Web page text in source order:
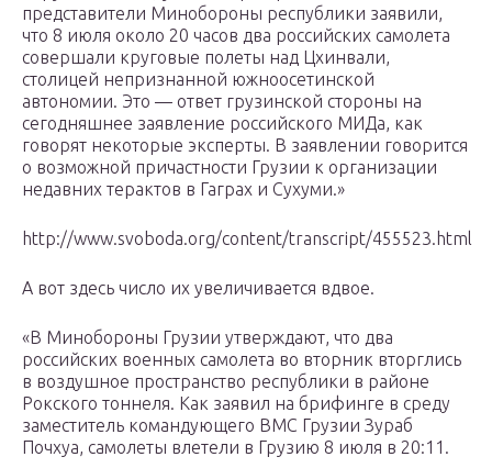
представители Минобороны республики заявили,
что 8 июля около 20 часов два российских самолета
совершали круговые полеты над Цхинвали,
столицей непризнанной южноосетинской
автономии. Это — ответ грузинской стороны на
сегодняшнее заявление российского МИДа, как
говорят некоторые эксперты. В заявлении говорится
о возможной причастности Грузии к организации
недавних терактов в Гаграх и Сухуми.»
http://www.svoboda.org/content/transcript/455523.html
А вот здесь число их увеличивается вдвое.
«В Минобороны Грузии утверждают, что два
российских военных самолета во вторник вторглись
в воздушное пространство республики в районе
Рокского тоннеля. Как заявил на брифинге в среду
заместитель командующего ВМС Грузии Зураб
Почхуа, самолеты влетели в Грузию 8 июля в 20:11.